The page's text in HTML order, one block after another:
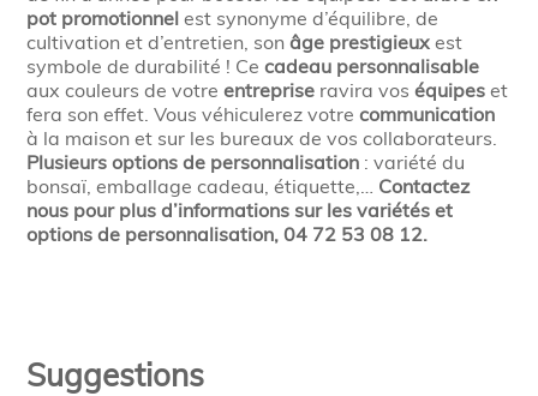
pot promotionnel est synonyme d’équilibre, de
cultivation et d’entretien, son âge prestigieux est
symbole de durabilité ! Ce cadeau personnalisable
aux couleurs de votreentreprise ravira voséquipes et
fera son effet. Vous véhiculerez votrecommunication
à la maison et sur les bureaux de vos collaborateurs.
Plusieurs options de personnalisation : variété du
bonsaï, emballage cadeau, étiquette,… Contactez
nous pour plus d’informations sur les variétés et
options de personnalisation, 04 72 53 08 12.
Suggestions